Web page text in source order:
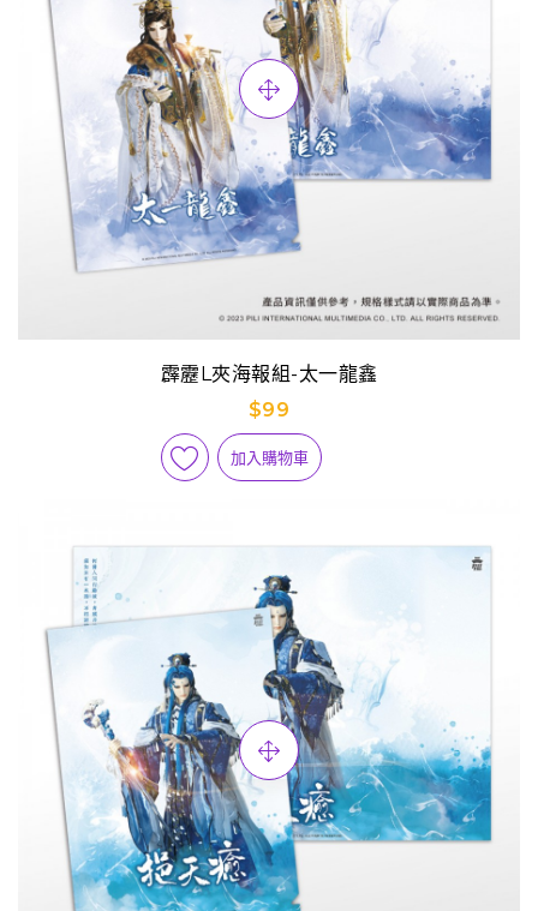
霹靂L夾海報組-太一龍鑫
$99
加入購物車